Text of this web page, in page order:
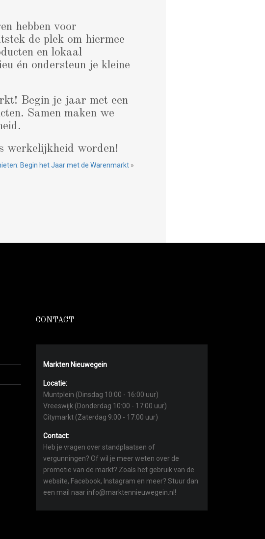
hebben voor
de plek om hiermee
en lokaal
én ondersteun je kleine
Begin je jaar met een
Samen maken we
werkelijkheid worden!
Begin het Jaar met de Warenmarkt »
CONTACT
Markten Nieuwegein
Locatie:
Muntplein (Dinsdag 10:00 - 16:00 uur)
Vreeswijk (Donderdag 10:00 - 17:00 uur)
Citymarkt (Zaterdag 9:00 - 17:00 uur)
Contact:
Heb je vragen over standplaatsen of
vergunningen? Of wil je meer weten over de
promotie van de markt? Zoals het gebruik van de
website, Facebook, Instagram en meer? Stuur dan
een mail naar info@marktennieuwegein.nl!